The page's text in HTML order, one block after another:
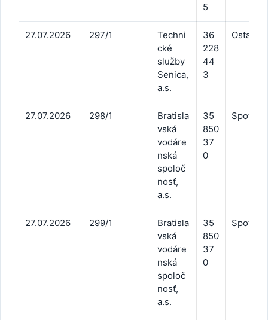
5
27.07.2026 297/1
Techni
cké
služby
Senica,
a.s.
36
228
44
3
Ostatné
27.07.2026 298/1
Bratisla
vská
vodáre
nská
spoloč
nosť,
a.s.
35
850
37
0
27.07.2026 299/1
Bratisla
vská
vodáre
nská
spoloč
nosť,
a.s.
35
850
37
0